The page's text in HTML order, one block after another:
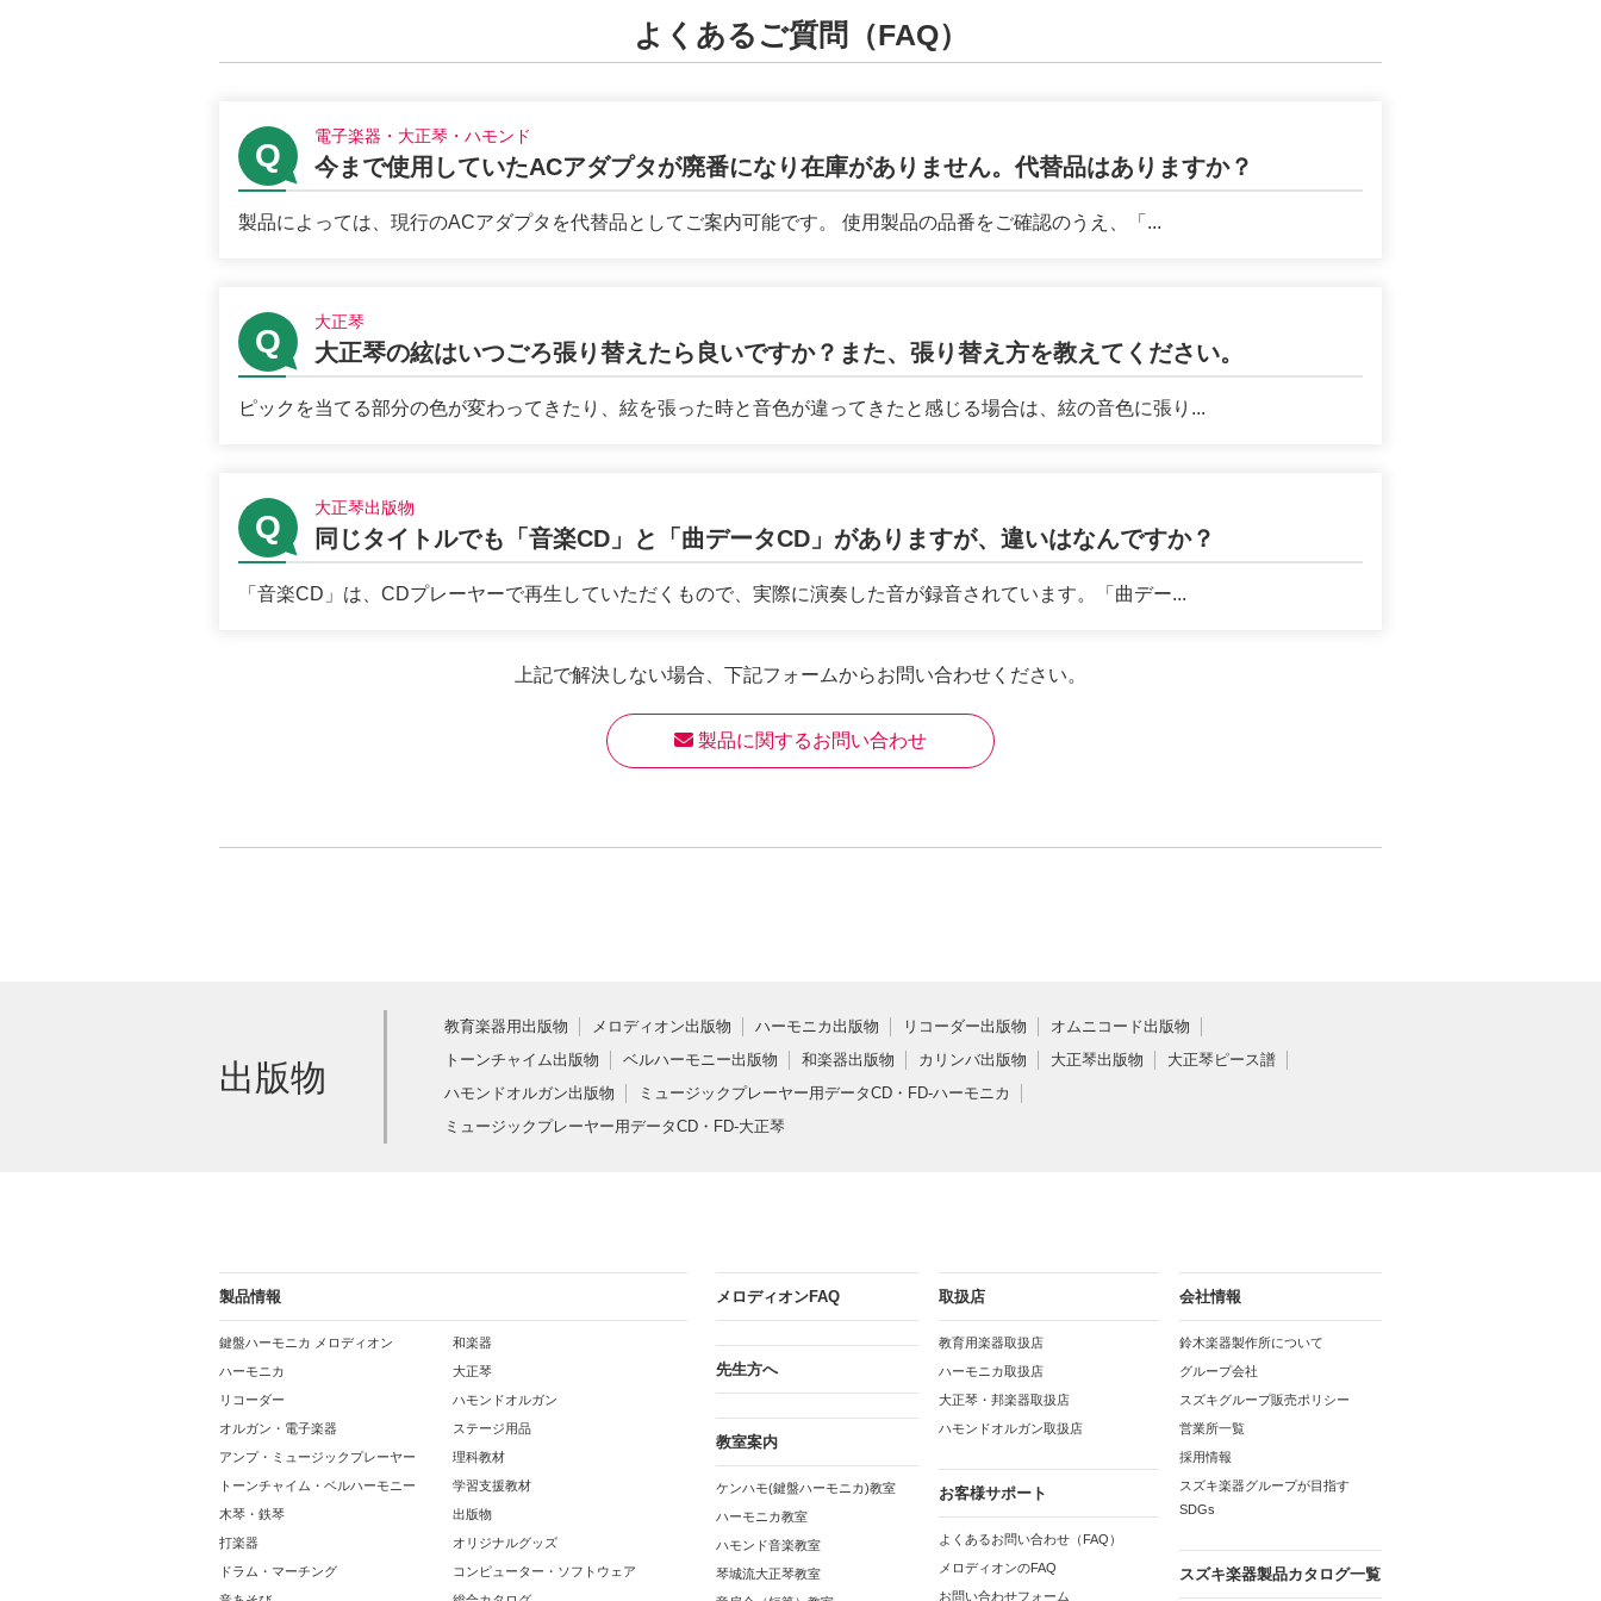
よくあるご質問（FAQ）
電子楽器・大正琴・ハモンド
今まで使用していたACアダプタが廃番になり在庫がありません。代替品はありますか？
製品によっては、現行のACアダプタを代替品としてご案内可能です。 使用製品の品番をご確認のうえ、「...
大正琴
大正琴の絃はいつごろ張り替えたら良いですか？また、張り替え方を教えてください。
ピックを当てる部分の色が変わってきたり、絃を張った時と音色が違ってきたと感じる場合は、絃の音色に張り...
大正琴出版物
同じタイトルでも「音楽CD」と「曲データCD」がありますが、違いはなんですか？
「音楽CD」は、CDプレーヤーで再生していただくもので、実際に演奏した音が録音されています。「曲デー...
上記で解決しない場合、 下記フォームからお問い合わせください。
製品に関するお問い合わせ
出版物
教育楽器用出版物 メロディオン出版物 ハーモニカ出版物 リコーダー出版物
オムニコード出版物
トーンチャイム出版物
ベルハーモニー出版物 和楽器出版物 カリンバ出版物 大正琴出版物
大正琴ピース譜
ハモンドオルガン出版物
ミュージックプレーヤー用データCD・FD-ハーモニカ
ミュージックプレーヤー用データCD・FD-大正琴
製品情報
鍵盤ハーモニカ メロディオン
ハーモニカ
リコーダー
オルガン・電子楽器
アンプ・ミュージックプレーヤー
トーンチャイム・ベルハーモニー
木琴・鉄琴
打楽器
ドラム・マーチング
和楽器
大正琴
ハモンドオルガン
ステージ用品
理科教材
学習支援教材
出版物
オリジナルグッズ
コンピューター・ソフトウェア
メロディオンFAQ
先生方へ
教室案内
ケンハモ(鍵盤ハーモニカ)教室
ハーモニカ教室
ハモンド音楽教室
琴城流大正琴教室
取扱店
教育用楽器取扱店
ハーモニカ取扱店
大正琴・邦楽器取扱店
ハモンドオルガン取扱店
お客様サポート
よくあるお問い合わせ（FAQ）
メロディオンのFAQ
お問い合わせフォーム
会社情報
鈴木楽器製作所について
グループ会社
スズキグループ販売ポリシー
営業所一覧
採用情報
スズキ楽器グループが目指す
SDGs
スズキ楽器製品カタログ一覧